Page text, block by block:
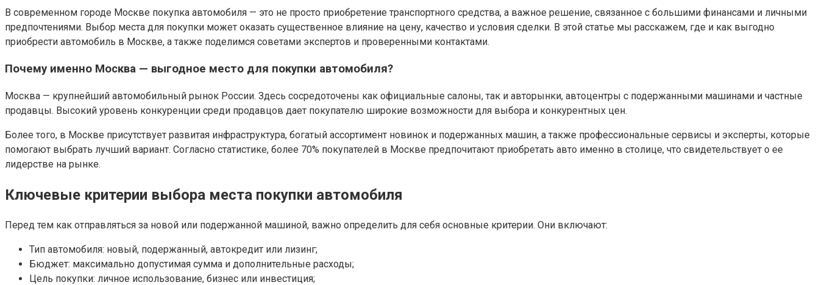
В современном городе Москве покупка автомобиля — это не просто приобретение транспортного средства, а важное решение, связанное с большими финансами и личными
предпочтениями. Выбор места для покупки может оказать существенное влияние на цену, качество и условия сделки. В этой статье мы расскажем, где и как выгодно
приобрести автомобиль в Москве, а также поделимся советами экспертов и проверенными контактами.
Почему именно Москва — выгодное место для покупки автомобиля?
Москва — крупнейший автомобильный рынок России. Здесь сосредоточены как официальные салоны, так и авторынки, автоцентры с подержанными машинами и частные
продавцы. Высокий уровень конкуренции среди продавцов дает покупателю широкие возможности для выбора и конкурентных цен.
Более того, в Москве присутствует развитая инфраструктура, богатый ассортимент новинок и подержанных машин, а также профессиональные сервисы и эксперты, которые
помогают выбрать лучший вариант. Согласно статистике, более 70% покупателей в Москве предпочитают приобретать авто именно в столице, что свидетельствует о ее
лидерстве на рынке.
Ключевые критерии выбора места покупки автомобиля
Перед тем как отправляться за новой или подержанной машиной, важно определить для себя основные критерии. Они включают:
Тип автомобиля: новый, подержанный, автокредит или лизинг;
Бюджет: максимально допустимая сумма и дополнительные расходы;
Цель покупки: личное использование, бизнес или инвестиция;